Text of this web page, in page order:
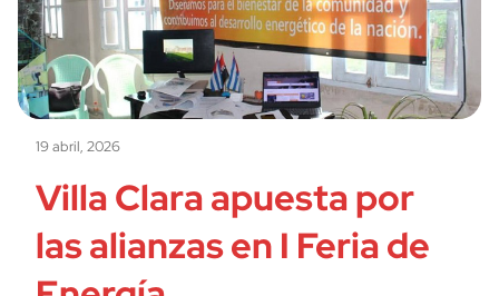
19 abril, 2026
Villa Clara apuesta por
las alianzas en I Feria de